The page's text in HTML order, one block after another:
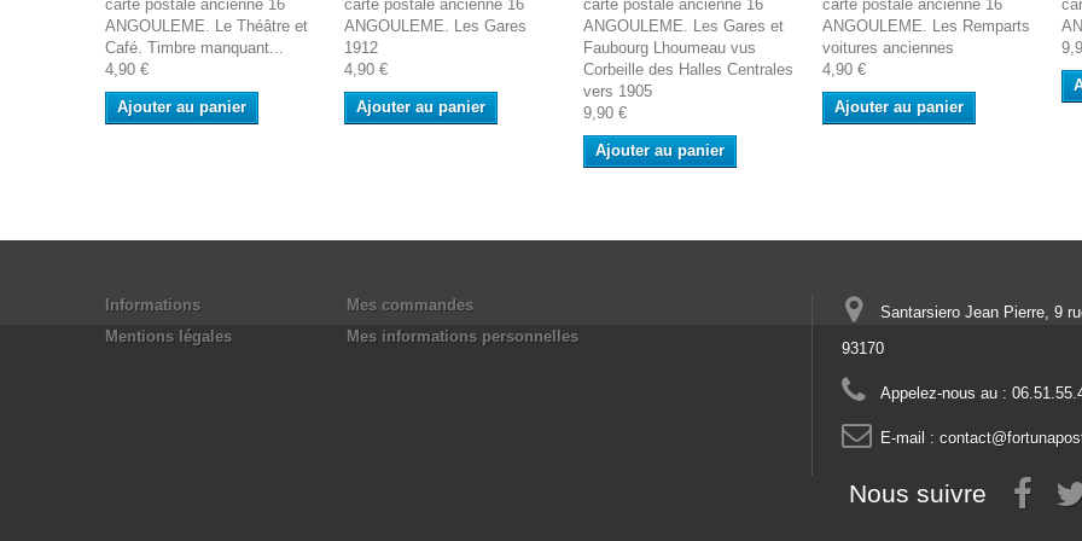
carte postale ancienne 16
ANGOULEME. Le Théâtre et
Café. Timbre manquant...
4,90 €
Ajouter au panier
carte postale ancienne 16
ANGOULEME. Les Gares
1912
4,90 €
Ajouter au panier
carte postale ancienne 16
ANGOULEME. Les Gares et
Faubourg Lhoumeau vus
Corbeille des Halles Centrales
vers 1905
9,90 €
Ajouter au panier
carte postale ancienne 16
ANGOULEME. Les Remparts
voitures anciennes
4,90 €
Ajouter au panier
Informations
Mentions légales
Mes commandes
Mes informations personnelles
Santarsiero Jean Pierre, 9
93170
Appelez-nous au :
E-mail :
Nous suivre